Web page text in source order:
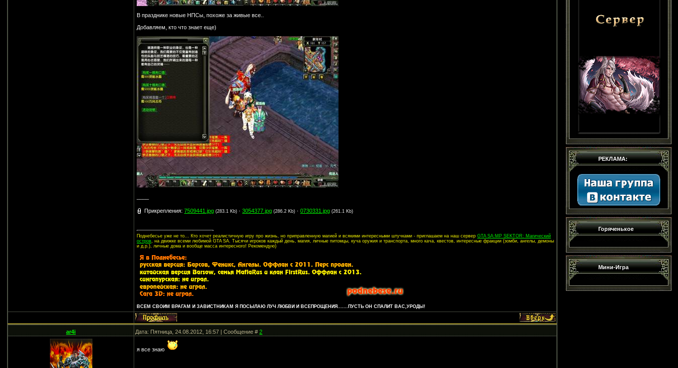
В празднике новые НПСы, похоже за живые все..
Добавляем, кто что знает еще)
Прикрепления:7509441.jpg (283.1 Kb) ·3054377.jpg (286.2 Kb) ·0730331.jpg (261.1 Kb)
Поднебесье уже не то... Кто хочет реалистичную игру про жизнь, но приправленную магией и всякими интересными штучками - приглашаем на наш серверGTA SA:MP SEKTOR: Магический
остров, на движке всеми любимой GTA SA. Тысячи игроков каждый день, магия, личные питомцы, куча оружия и транспорта, много кача, квестов, интересные фракции (зомби, ангелы, демоны
и д.р.), личные дома и вообще масса интересного! Рекомендую)
ВСЕМ СВОИМ ВРАГАМ И ЗАВИСТНИКАМ Я ПОСЫЛАЮ ЛУЧ ЛЮБВИ И ВСЕПРОЩЕНИЯ.......ПУСТЬ ОН СПАЛИТ ВАС,УРОДЫ!
ar4i Дата: Пятница, 24.08.2012, 16:57 | Сообщение #2
я все знаю
РЕКЛАМА:
Горяченькое
Мини-Игра